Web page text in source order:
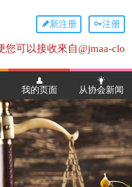
注册
新注册
可以接收來自@jmaa-clo
我的页面 从协会新闻